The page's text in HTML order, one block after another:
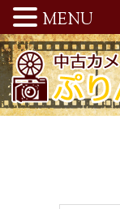
MENU